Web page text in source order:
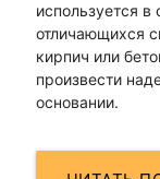
используется
отличающихся
кирпич или
произвести
основании.